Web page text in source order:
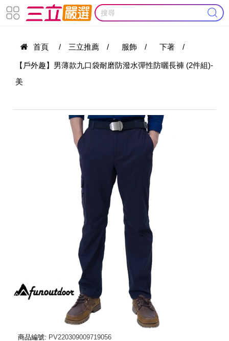
首頁 / 三立推薦 / 服飾 / 下著 /
【戶外趣】男薄款九口袋耐磨防潑水彈性防曬長褲 (2件組)-
美
商品編號: PV220309009719056